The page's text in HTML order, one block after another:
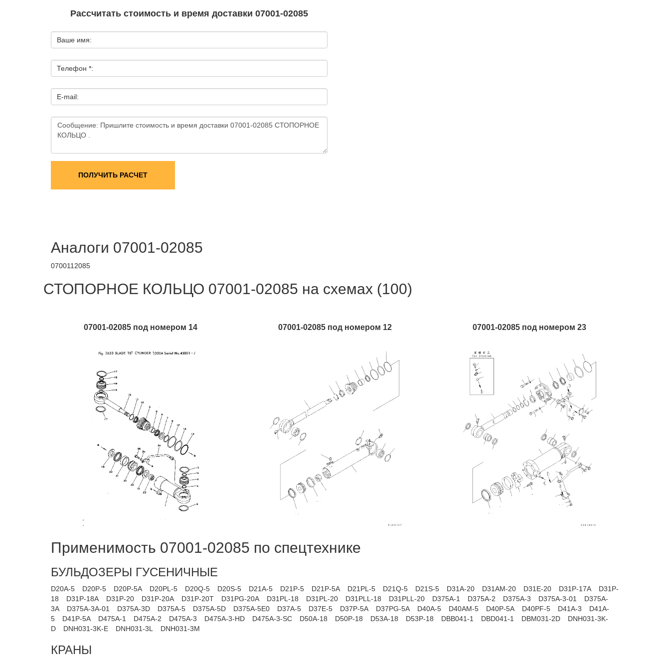
Рассчитать стоимость и время доставки 07001-02085
Ваше имя:
Телефон *:
E-mail:
ПОЛУЧИТЬ РАСЧЕТ
Аналоги 07001-02085
0700112085
СТОПОРНОЕ КОЛЬЦО 07001-02085 на схемах (100)
07001-02085 под номером 14 07001-02085 под номером 12 07001-02085 под номером 23
Применимость 07001-02085 по спецтехнике
БУЛЬДОЗЕРЫ ГУСЕНИЧНЫЕ
D20A-5 D20P-5 D20P-5A D20PL-5 D20Q-5 D20S-5 D21A-5 D21P-5 D21P-5A D21PL-5 D21Q-5 D21S-5 D31A-20 D31AM-20 D31E-20 D31P-17A
D31P-
18
D31P-18A D31P-20 D31P-20A D31P-20T D31PG-20A D31PL-18 D31PL-20 D31PLL-18 D31PLL-20 D375A-1 D375A-2 D375A-3 D375A-3-01
D375A-
3A
D375A-3A-01 D375A-3D D375A-5 D375A-5D D375A-5E0 D37A-5 D37E-5 D37P-5A D37PG-5A D40A-5 D40AM-5 D40P-5A D40PF-5 D41A-3
D41A-
5
D41P-5A D475A-1 D475A-2 D475A-3 D475A-3-HD D475A-3-SC D50A-18 D50P-18 D53A-18 D53P-18 DBB041-1 DBD041-1 DBM031-2D
DNH031-3K-
D
DNH031-3K-E DNH031-3L DNH031-3M
КРАНЫ